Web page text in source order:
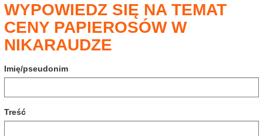
WYPOWIEDZ SIĘ NA TEMAT
CENY PAPIEROSÓW W
NIKARAUDZE
Imię/pseudonim
Treść